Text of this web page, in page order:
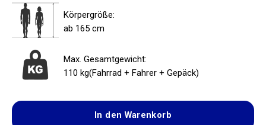
Körpergröße:
ab 165 cm
Max. Gesamtgewicht:
110 kg(Fahrrad + Fahrer + Gepäck)
In den Warenkorb